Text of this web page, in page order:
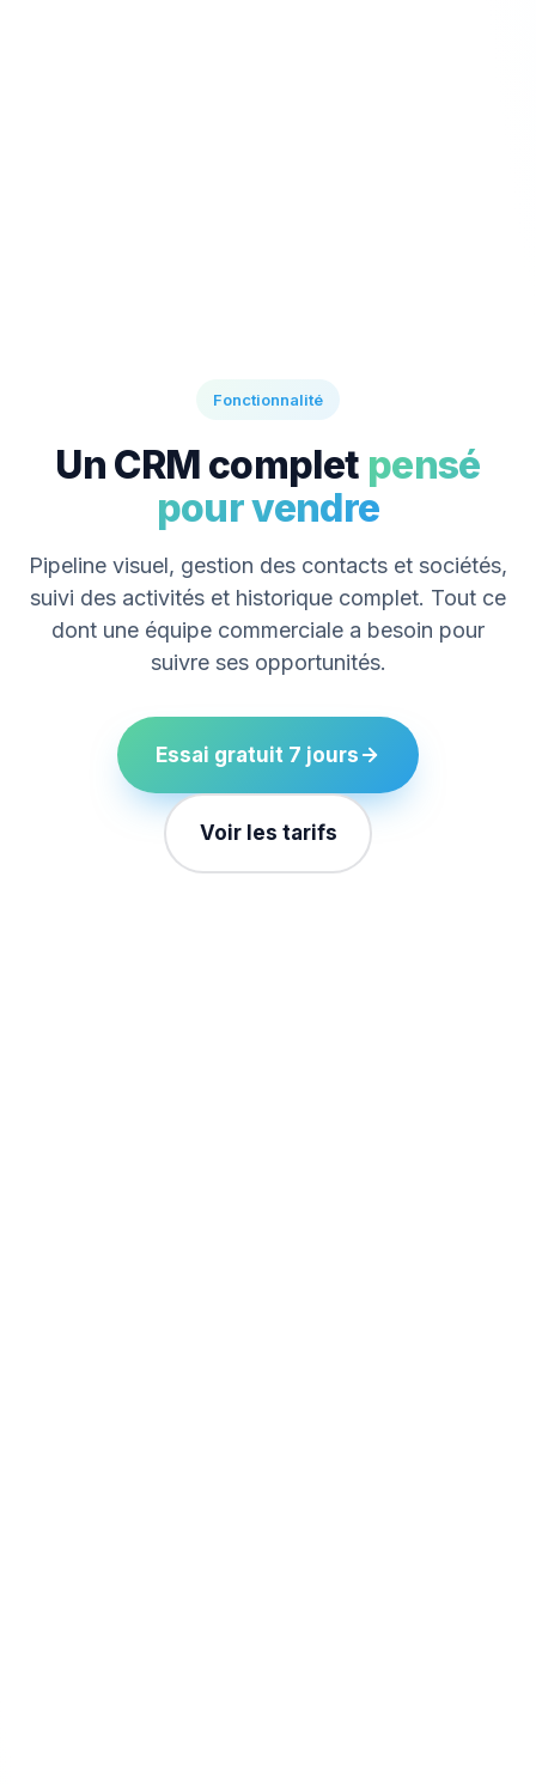
Fonctionnalité
Un CRM complet pensé
pour vendre
Pipeline visuel, gestion des contacts et sociétés,
suivi des activités et historique complet. Tout ce
dont une équipe commerciale a besoin pour
suivre ses opportunités.
Essai gratuit 7 jours
Voir les tarifs